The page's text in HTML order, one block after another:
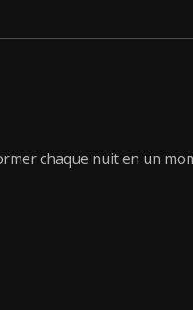
chaque nuit en un